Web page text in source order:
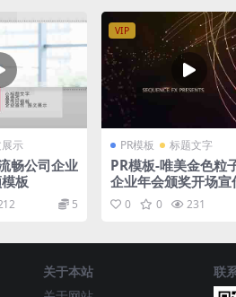
示
畅公司企业
板
5
VIP
PR模板 标题文字
PR模板-唯美金色粒
企业年会颁奖开场宣
板 0 0 231
关于本站
联